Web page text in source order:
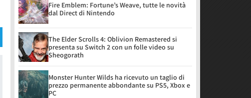
Fire Emblem: Fortune’s Weave, tutte le novità
dal Direct di Nintendo
The Elder Scrolls 4: Oblivion Remastered si
presenta su Switch 2 con un folle video su
Sheogorath
Monster Hunter Wilds ha ricevuto un taglio di
prezzo permanente abbondante su PS5, Xbox e
PC